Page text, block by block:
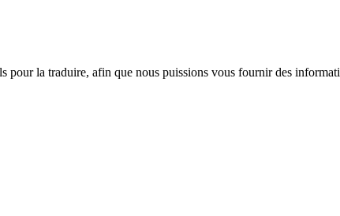
pour la traduire, afin que nous puissions vous fournir des